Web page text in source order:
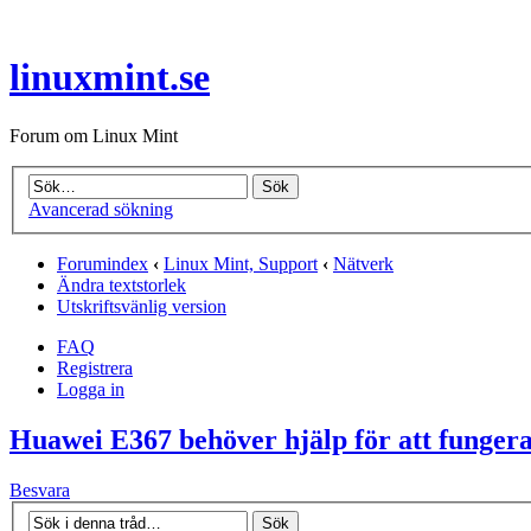
linuxmint.se
Forum om Linux Mint
Avancerad sökning
Forumindex ‹ Linux Mint, Support ‹ Nätverk
Ändra textstorlek
Utskriftsvänlig version
FAQ
Registrera
Logga in
Huawei E367 behöver hjälp för att
Besvara